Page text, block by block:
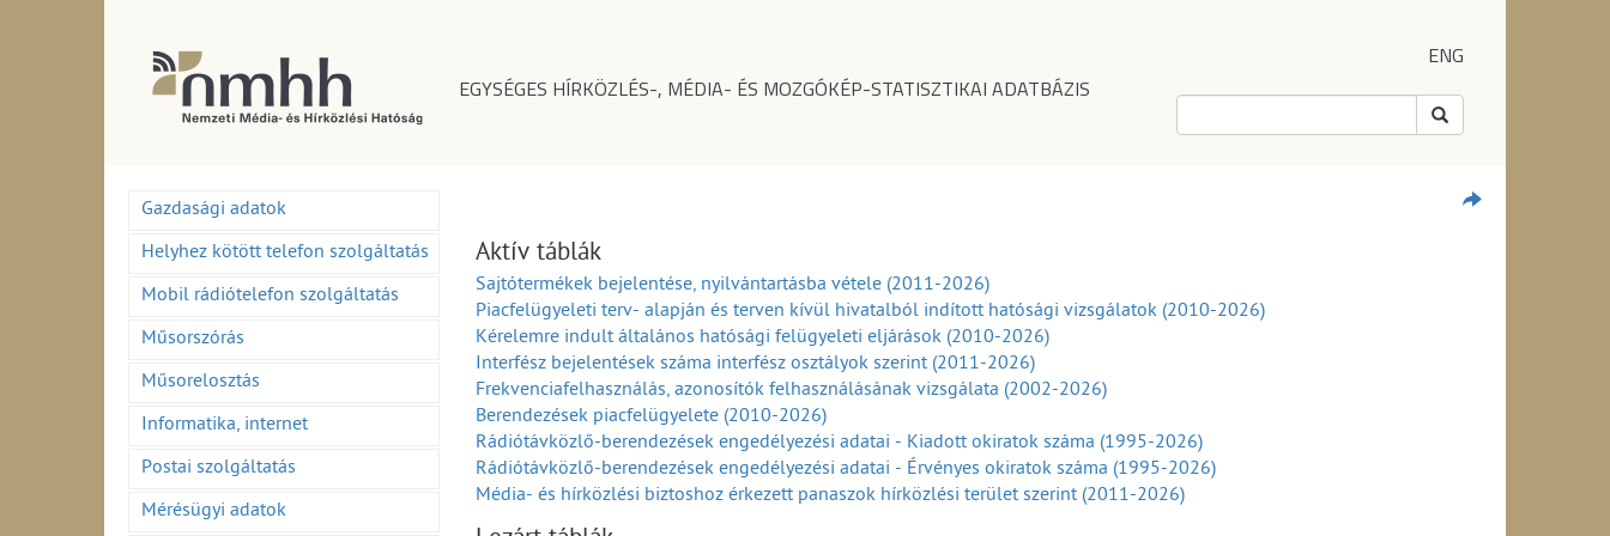
EGYSÉGES HÍRKÖZLÉS-, MÉDIA- ÉS MOZGÓKÉP-STATISZTIKAI ADATBÁZIS
ENG
Gazdasági adatok
Helyhez kötött telefon szolgáltatás
Mobil rádiótelefon szolgáltatás
Műsorszórás
Műsorelosztás
Informatika, internet
Postai szolgáltatás
Mérésügyi adatok
Aktív táblák
Sajtótermékek bejelentése, nyilvántartásba vétele (2011-2026)
Piacfelügyeleti terv- alapján és terven kívül hivatalból indított hatósági vizsgálatok (2010-2026)
Kérelemre indult általános hatósági felügyeleti eljárások (2010-2026)
Interfész bejelentések száma interfész osztályok szerint (2011-2026)
Frekvenciafelhasználás, azonosítók felhasználásának vizsgálata (2002-2026)
Berendezések piacfelügyelete (2010-2026)
Rádiótávközlő-berendezések engedélyezési adatai - Kiadott okiratok száma (1995-2026)
Rádiótávközlő-berendezések engedélyezési adatai - Érvényes okiratok száma (1995-2026)
Média- és hírközlési biztoshoz érkezett panaszok hírközlési terület szerint (2011-2026)
Média- és hírközlési biztoshoz érkezett panaszok hírközlési panaszokok szerint (2011-2026)